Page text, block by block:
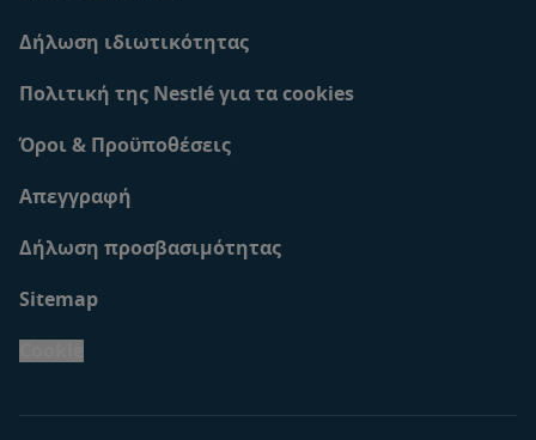
Δήλωση ιδιωτικότητας
Πολιτική της Nestlé για τα cookies
Όροι & Προϋποθέσεις
Απεγγραφή
Δήλωση προσβασιμότητας
Sitemap